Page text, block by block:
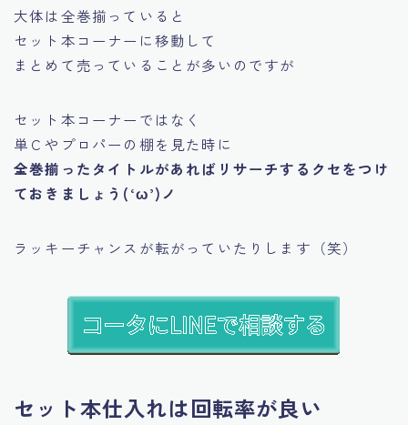
大体は全巻揃っていると
セット本コーナーに移動して
まとめて売っていることが多いのですが
セット本コーナーではなく
単Ｃやプロパーの棚を見た時に
全巻揃ったタイトルがあればリサーチするクセをつけ
ておきましょう(‘ω’)ノ
ラッキーチャンスが転がっていたりします（笑）
セット本仕入れは回転率が良い